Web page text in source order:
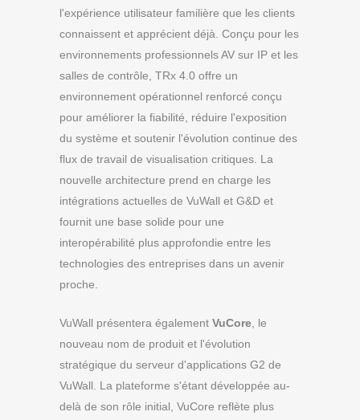
l'expérience utilisateur familière que les clients
connaissent et apprécient déjà. Conçu pour les
environnements professionnels AV sur IP et les
salles de contrôle, TRx 4.0 offre un
environnement opérationnel renforcé conçu
pour améliorer la fiabilité, réduire l'exposition
du système et soutenir l'évolution continue des
flux de travail de visualisation critiques. La
nouvelle architecture prend en charge les
intégrations actuelles de VuWall et G&D et
fournit une base solide pour une
interopérabilité plus approfondie entre les
technologies des entreprises dans un avenir
proche.
VuWall présentera également VuCore, le
nouveau nom de produit et l'évolution
stratégique du serveur d'applications G2 de
VuWall. La plateforme s'étant développée au-
delà de son rôle initial, VuCore reflète plus